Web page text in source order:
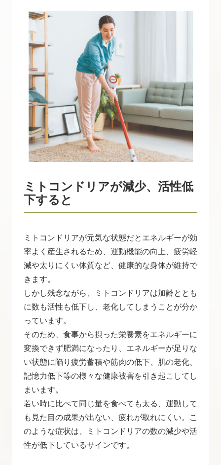
ミトコンドリアが減少、活性低
下すると
ミトコンドリアが元気な状態だとエネルギーが効
率よく産生されるため、運動機能の向上、疲労軽
減や太りにくい体質など、健康的な身体が維持で
きます。
しかし残念ながら、ミトコンドリアは加齢ととも
に数も活性も低下し、老化してしまうことが分か
っています。
そのため、食事から摂った栄養素をエネルギーに
変換できず肥満になったり、エネルギーが足りな
い状態に陥り疲労蓄積や筋肉の低下、肌の老化、
記憶力低下等の様々な健康被害を引き起こしてし
まいます。
若い時に比べて同じ量を食べても太る、運動して
も見た目の成果が出ない、疲れが取れにくい。こ
のような症状は、ミトコンドリアの数の減少や活
性が低下しているサインです。